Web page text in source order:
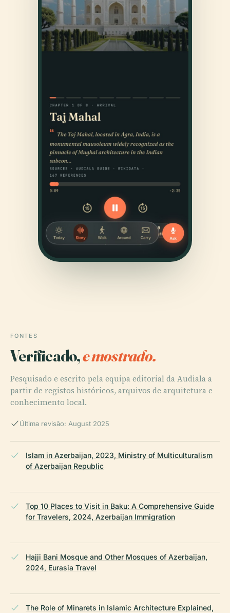
FONTES
Verificado,e mostrado.
Pesquisado e escrito pela equipa editorial da Audiala a
partir de registos históricos, arquivos de arquitetura e
conhecimento local.
Última revisão: August 2025
Islam in Azerbaijan, 2023, Ministry of Multiculturalism
of Azerbaijan Republic
Top 10 Places to Visit in Baku: A Comprehensive Guide
for Travelers, 2024, Azerbaijan Immigration
Hajji Bani Mosque and Other Mosques of Azerbaijan,
2024, Eurasia Travel
The Role of Minarets in Islamic Architecture Explained,